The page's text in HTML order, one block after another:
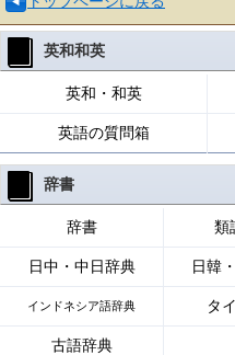
英和和英
英和・和英
英語の質問箱
辞書
辞書 類
日中・中日辞典 日韓
インドネシア語辞典 タ
古語辞典